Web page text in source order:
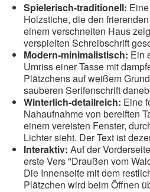
Spielerisch-traditionell:
Holzstiche, die den
einem verschneiten Haus
verspielten Schreibschrift
Modern-minimalistisch: Ein
Umriss einer Tasse mit
Plätzchens auf weißem
sauberen Serifenschrift
Winterlich-detailreich: Eine
Nahaufnahme von bereiften
einem vereisten Fenster,
Lichter sieht. Der Text ist
Interaktiv: Auf der
erste Vers "Draußen vom
Die Innenseite mit dem
Plätzchen wird beim Öffnen